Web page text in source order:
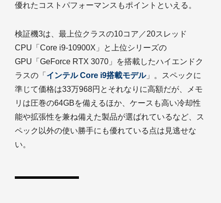
優れたコストパフォーマンスもポイントといえる。
検証機3は、最上位クラスの10コア／20スレッド
CPU「Core i9-10900X」と上位シリーズの
GPU「GeForce RTX 3070」を搭載したハイエンドク
ラスの「 インテル Core i9搭載モデル」。スペックに
準じて価格は33万968円とそれなりに高額だが、メモ
リは圧巻の64GBを備えるほか、ケースも高い冷却性
能や拡張性を兼ね備えた製品が選ばれているなど、ス
ペック以外の使い勝手にも優れている点は見逃せな
い。